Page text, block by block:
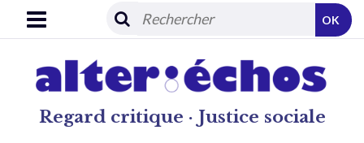
Regard critique · Justice sociale
OK